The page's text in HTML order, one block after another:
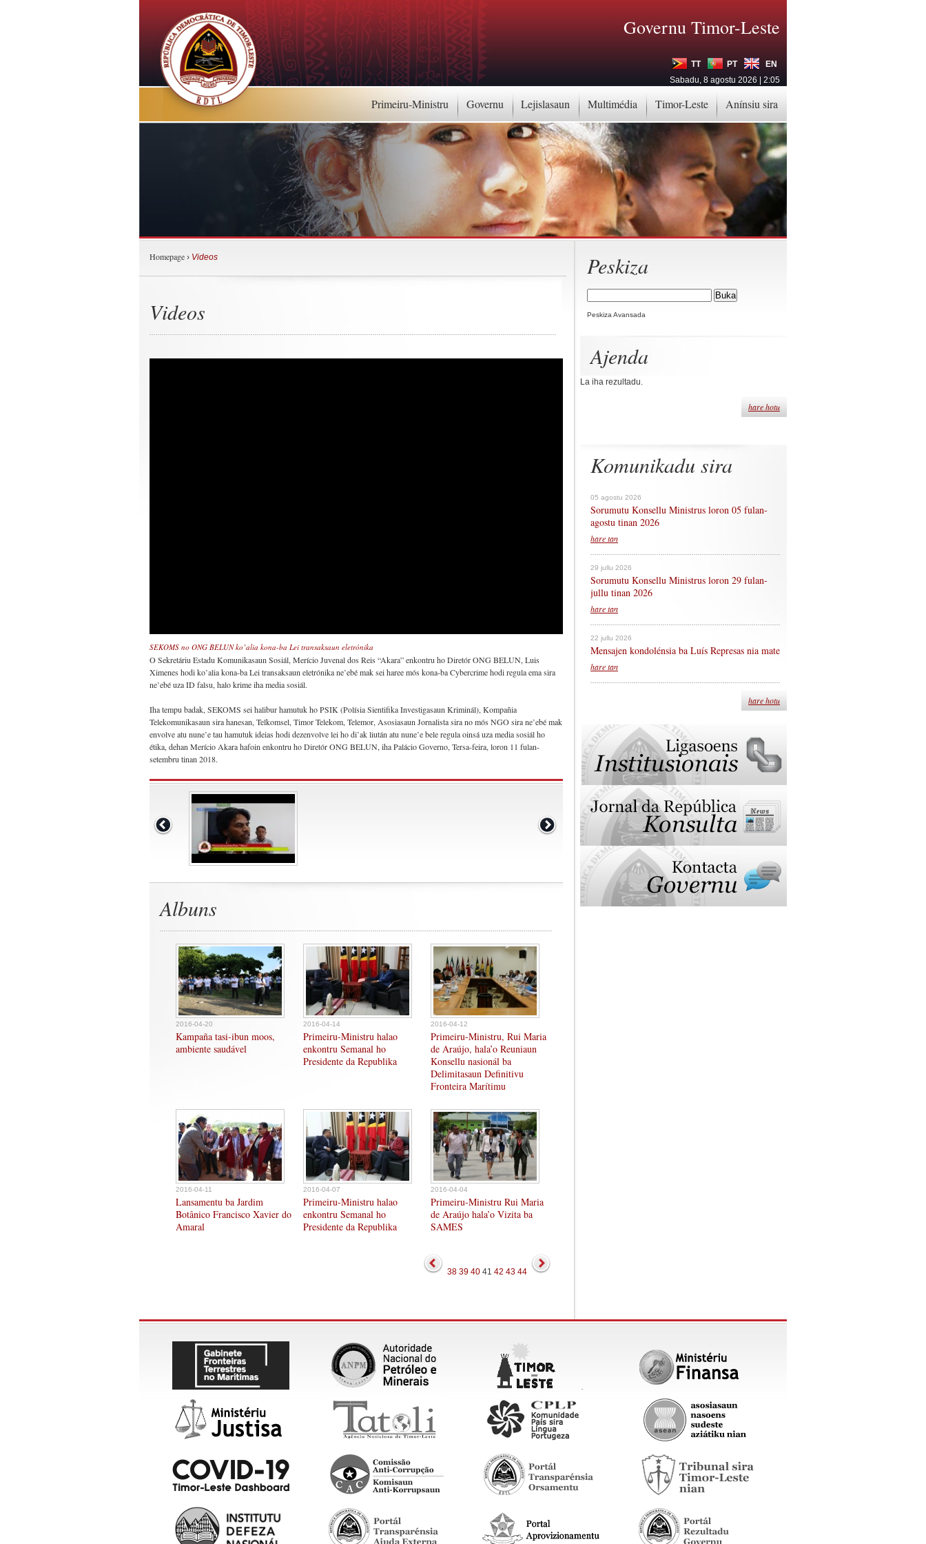
Primeiru-Ministru Governu Lejislasaun Multimédia Timor-Leste Anínsiu sira
Governu Timor-Leste
TT PT
EN
Sabadu, 8 agostu 2026 | 2:05
Peskiza
Peskiza Avansada
Ajenda
La iha rezultadu.
hare hotu
Komunikadu sira
05 agostu 2026
Sorumutu Konsellu Ministrus loron 05 fulan-
agostu tinan 2026
hare tan
29 jullu 2026
Sorumutu Konsellu Ministrus loron 29 fulan-
jullu tinan 2026
hare tan
22 jullu 2026
Mensajen kondolénsia ba Luís Represas nia mate
hare tan
hare hotu
Homepage › Videos
Videos
SEKOMS no ONG BELUN ko’alia kona-ba Lei transaksaun eletrónika
O Sekretáriu Estadu Komunikasaun Sosiál, Merício Juvenal dos Reis “Akara” enkontru ho Diretór ONG BELUN, Luis
Ximenes hodi ko’alia kona-ba Lei transaksaun eletrónika ne’ebé mak sei haree mós kona-ba Cybercrime hodi regula ema sira
ne’ebé uza ID falsu, halo krime iha media sosiál.
Iha tempu badak, SEKOMS sei halibur hamutuk ho PSIK (Polísia Sientifika Investigasaun Kriminál), Kompañia
Telekomunikasaun sira hanesan, Telkomsel, Timor Telekom, Telemor, Asosiasaun Jornalista sira no mós NGO sira ne’ebé mak
envolve atu nune’e tau hamutuk ideias hodi dezenvolve lei ho di’ak liután atu nune’e bele regula oinsá uza media sosiál ho
étika, dehan Merício Akara hafoin enkontru ho Diretór ONG BELUN, iha Palácio Governo, Tersa-feira, loron 11 fulan-
setembru tinan 2018.
Albuns
2016-04-20
Kampaña tasi-ibun moos,
ambiente saudável
2016-04-14
Primeiru-Ministru halao
enkontru Semanal ho
Presidente da Republika
2016-04-12
Primeiru-Ministru, Rui Maria
de Araújo, hala’o Reuniaun
Konsellu nasionál ba
Delimitasaun Definitivu
Fronteira Marítimu
2016-04-11
Lansamentu ba Jardim
Botânico Francisco Xavier do
Amaral
2016-04-07
Primeiru-Ministru halao
enkontru Semanal ho
Presidente da Republika
2016-04-04
Primeiru-Ministru Rui Maria
de Araújo hala’o Vizita ba
SAMES
38 39 40 41 42 43 44